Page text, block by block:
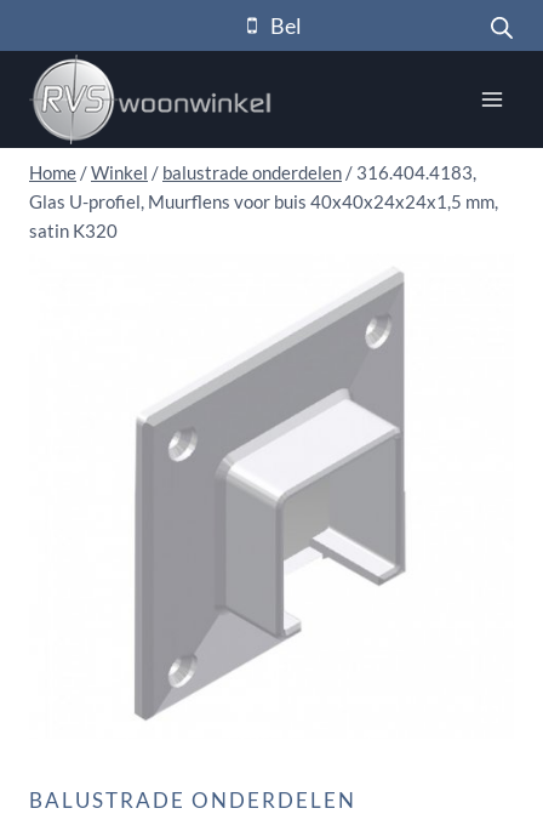
naar
inhoud
Bel
Home /Winkel / balustrade onderdelen / 316.404.4183,
Glas U-profiel, Muurflens voor buis 40x40x24x24x1,5 mm,
satin K320
BALUSTRADE ONDERDELEN